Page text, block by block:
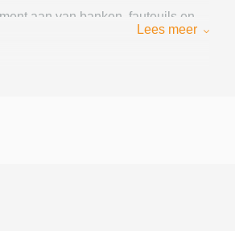
aan van banken, fauteuils en
Lees meer